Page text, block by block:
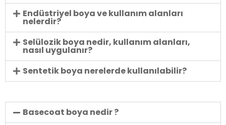
Endüstriyel boya ve kullanım alanları
nelerdir?
Selülozik boya nedir, kullanım alanları,
nasıl uygulanır?
Sentetik boya nerelerde kullanılabilir?
Basecoat boya nedir ?